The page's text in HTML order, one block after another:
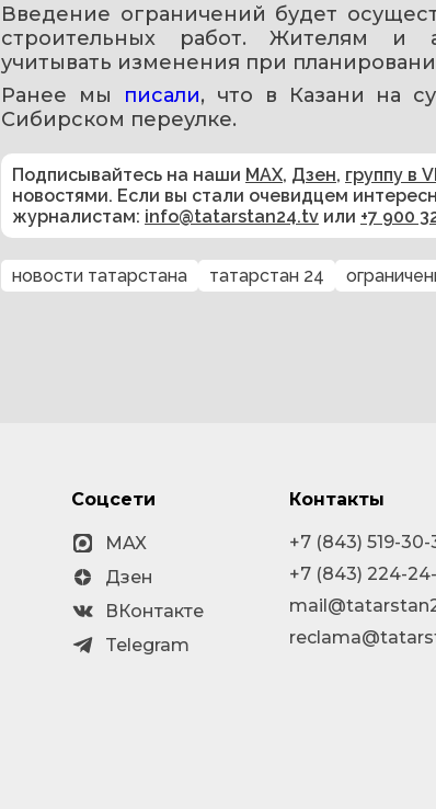
Введение ограничений будет
строительных работ. Жителям и
учитывать изменения при
Ранее мы писали, что в Казани на
Сибирском переулке.
Подписывайтесь на наши MAX, Дзен, группу в
новостями. Если вы стали очевидцем
журналистам: info@tatarstan24.tv или +7 900
новости татарстана татарстан 24
Соцсети
MAX
Дзен
ВКонтакте
Telegram
Контакты
+7 (843) 519-30-
+7 (843) 224-